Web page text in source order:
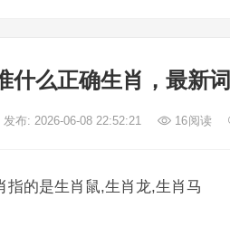
什么正确生肖，最新
发布: 2026-06-08 22:52:21 16阅读
指的是生肖鼠,生肖龙,生肖马